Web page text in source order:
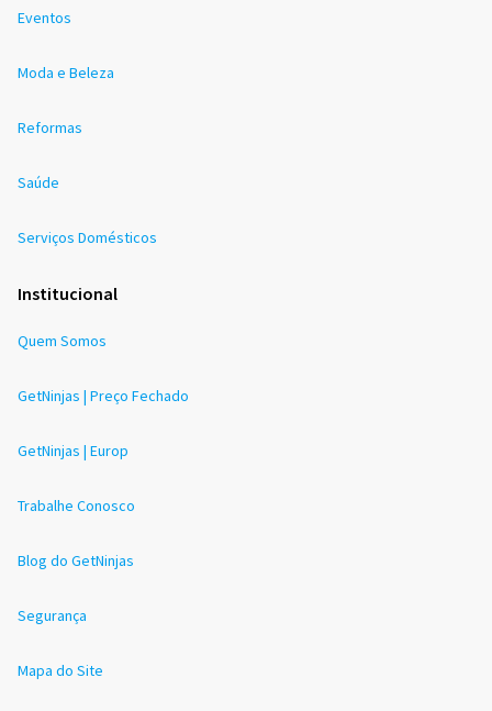
Eventos
Moda e Beleza
Reformas
Saúde
Serviços Domésticos
Institucional
Quem Somos
GetNinjas | Preço Fechado
GetNinjas | Europ
Trabalhe Conosco
Blog do GetNinjas
Segurança
Mapa do Site